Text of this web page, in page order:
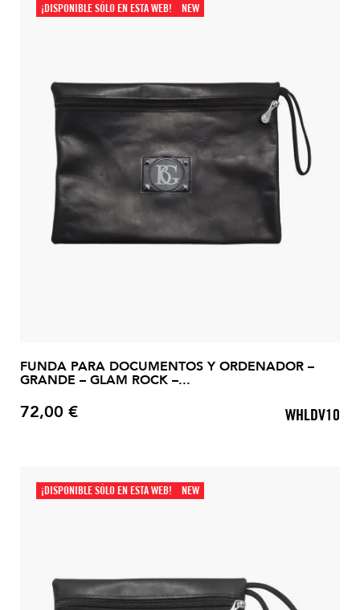
¡DISPONIBLE SÓLO EN ESTA WEB! NEW
FUNDA PARA DOCUMENTOS Y ORDENADOR –
GRANDE – GLAM ROCK –...
Precio
72,00 € WHLDV10
¡DISPONIBLE SÓLO EN ESTA WEB! NEW